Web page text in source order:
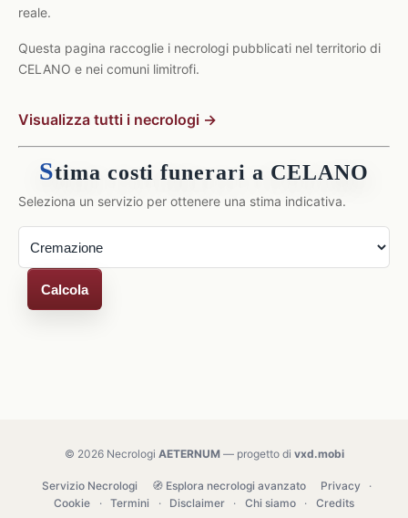
reale.
Questa pagina raccoglie i necrologi pubblicati nel territorio di
CELANO e nei comuni limitrofi.
Visualizza tutti i necrologi →
Stima costi funerari a CELANO
Seleziona un servizio per ottenere una stima indicativa.
Calcola
© 2026 Necrologi AETERNUM— progetto di vxd.mobi
Servizio Necrologi 🧭 Esplora necrologi avanzato Privacy
·
Cookie
· Termini · Disclaimer · Chi siamo · Credits